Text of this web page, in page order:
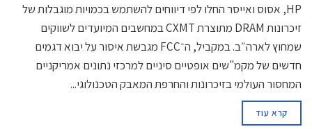
HP, אסוס ואייסר החלו לפי דיווחים להשתמש בכמויות מוגבלות של
זיכרונות DRAM מתוצרת CXMT במחשבים המיועדים לשווקים
שמחוץ לארה״ב. במקביל, ה־FCC מגבשת איסור על יבוא דגמים
חדשים של מקמ"שים אופטיים סיניים למרכזי נתונים אמריקניים
המחסור העולמי בזיכרונות והחרפת המאבק הטכנולוגי...
קרא עוד